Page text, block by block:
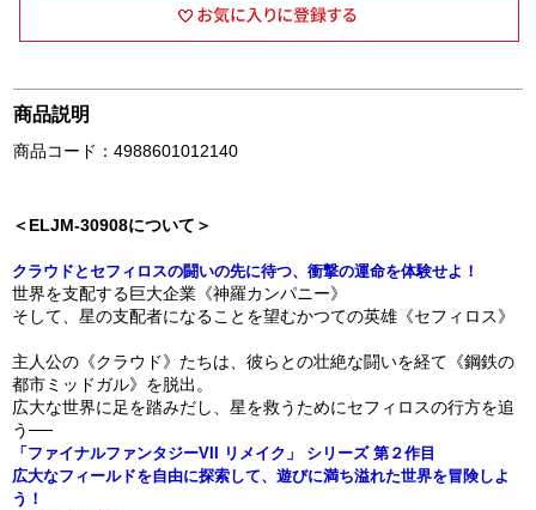
商品説明
商品コード：4988601012140
＜ELJM-30908について＞
クラウドとセフィロスの闘いの先に待つ、衝撃の運命を体験せよ！
世界を支配する巨大企業《神羅カンパニー》
そして、星の支配者になることを望むかつての英雄《セフィロス》
主人公の《クラウド》たちは、彼らとの壮絶な闘いを経て《鋼鉄の
都市ミッドガル》を脱出。
広大な世界に足を踏みだし、星を救うためにセフィロスの行方を追
う──
「ファイナルファンタジーVII リメイク」 シリーズ 第２作目
広大なフィールドを自由に探索して、遊びに満ち溢れた世界を冒険しよ
う！